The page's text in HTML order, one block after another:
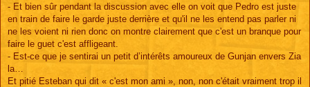
- Et bien sûr pendant la discussion avec elle on voit que Pedro est juste
en train de faire le garde juste derrière et qu'il ne les entend pas parler ni
ne les voient ni rien donc on montre clairement que c'est un branque pour
faire le guet c'est affligeant.
- Est-ce que je sentirai un petit d’intérêts amoureux de Gunjan envers Zia
la…
Et pitié Esteban qui dit « c'est mon ami », non, non c'était vraiment trop il